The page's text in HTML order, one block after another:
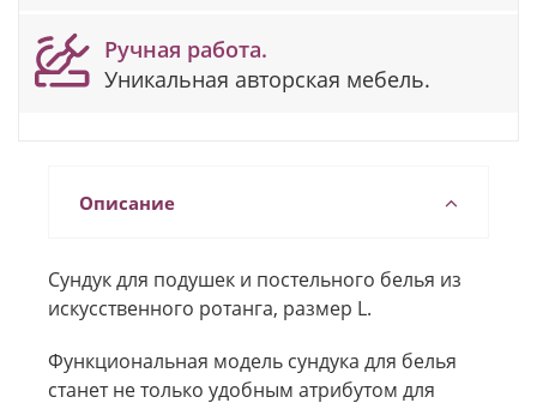
Ручная работа.
Уникальная авторская мебель.
Описание
Сундук для подушек и постельного белья из
искусственного ротанга, размер L.
Функциональная модель сундука для белья
станет не только удобным атрибутом для